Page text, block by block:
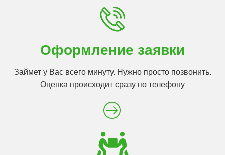
Оформление заявки
Займет у Вас всего минуту. Нужно просто позвонить.
Оценка происходит сразу по телефону